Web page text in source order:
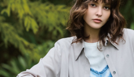
買賣價金債權讓與本公司後，依約使用本公司
2.基於同意付款使用「大哥付你分期」之契約
資料（包含姓名、電話或地址）提供予台灣大
由本公司與您本人進行分期帳單所需資料之
3.完整用戶服務條款，請詳閱以下連結：
購買商品的店家。未經商家同意取消之訂單仍
後付繳納相關費用。
※ 交易是否成功請以「AFTEE先享後付 」之
是否繳費成功／繳費後需取消欲退款等相關疑
客戶支援中心」https://
【注意事項】
１．透過由恩沛科技股份有限公司提供之「
付款後萊爾富取貨
每筆NT$120，滿NT$2,500(含以上)免運
7-11取貨付款
每筆NT$120，滿NT$2,500(含以上)免運
付款後7-11取貨